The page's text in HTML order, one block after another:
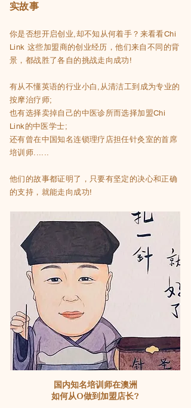
实故事
你是否想开启创业,却不知从何着手？来看看Chi
Link 这些加盟商的创业经历，他们来自不同的背
景，都战胜了各自的挑战走向成功!
有从不懂英语的行业小白,从清洁工到成为专业的
按摩治疗师;
也有选择卖掉自己的中医诊所而选择加盟Chi
Link的中医学士;
还有曾在中国知名连锁理疗店担任针灸室的首席
培训师......
他们的故事都证明了，只要有坚定的决心和正确
的支持，就能走向成功!
国内知名培训师在澳洲
如何从0做到加盟店长?